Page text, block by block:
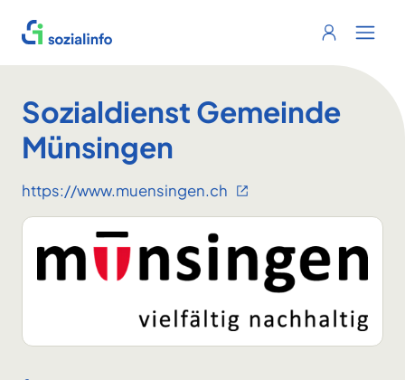
Sozialinfo
Login
Sozialdienst Gemeinde
Münsingen
https://www.muensingen.ch